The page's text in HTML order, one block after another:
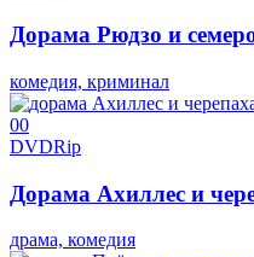
Дорама Рюдзо и
комедия, криминал
00
DVDRip
Дорама Ахиллес и
драма, комедия